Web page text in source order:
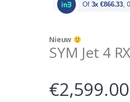
Of 3x €866.33,
Nieuw
SYM Jet 4
€2,599.00